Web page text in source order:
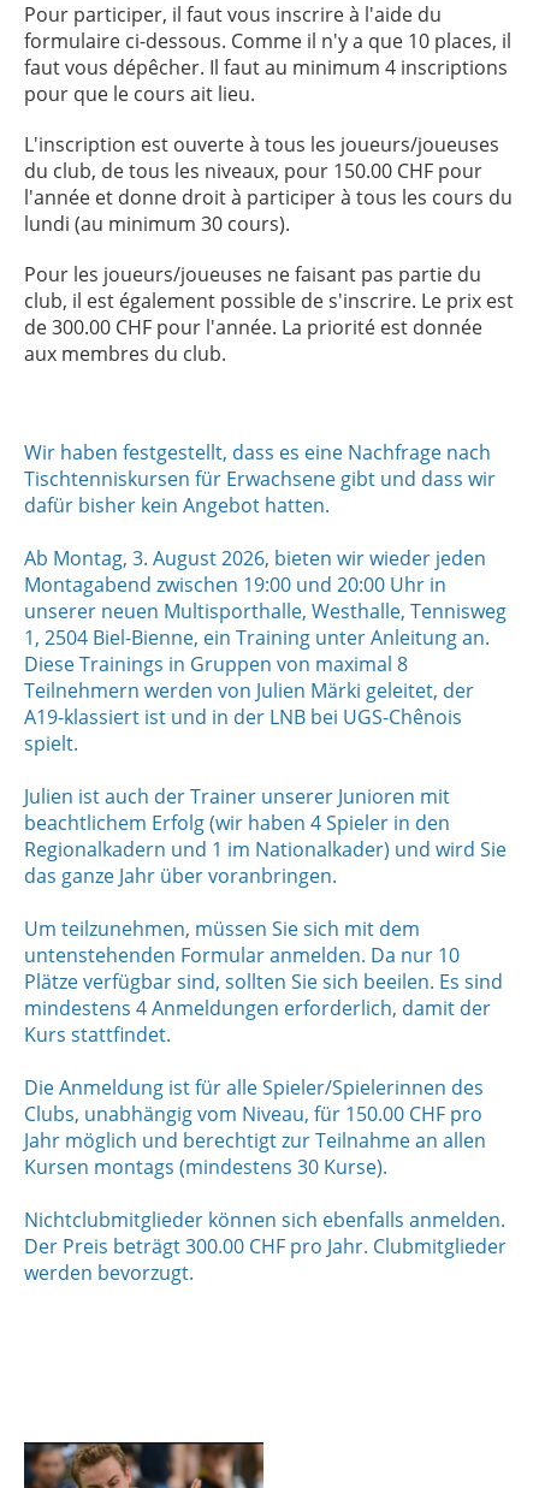
Pour participer, il faut vous inscrire à l'aide du
formulaire ci-dessous. Comme il n'y a que 10 places, il
faut vous dépêcher. Il faut au minimum 4 inscriptions
pour que le cours ait lieu.
L'inscription est ouverte à tous les joueurs/joueuses
du club, de tous les niveaux, pour 150.00 CHF pour
l'année et donne droit à participer à tous les cours du
lundi (au minimum 30 cours).
Pour les joueurs/joueuses ne faisant pas partie du
club, il est également possible de s'inscrire. Le prix est
de 300.00 CHF pour l'année. La priorité est donnée
aux membres du club.
Wir haben festgestellt, dass es eine Nachfrage nach
Tischtenniskursen für Erwachsene gibt und dass wir
dafür bisher kein Angebot hatten.
Ab Montag, 3. August 2026, bieten wir wieder jeden
Montagabend zwischen 19:00 und 20:00 Uhr in
unserer neuen Multisporthalle, Westhalle, Tennisweg
1, 2504 Biel-Bienne, ein Training unter Anleitung an.
Diese Trainings in Gruppen von maximal 8
Teilnehmern werden von Julien Märki geleitet, der
A19-klassiert ist und in der LNB bei UGS-Chênois
spielt.
Julien ist auch der Trainer unserer Junioren mit
beachtlichem Erfolg (wir haben 4 Spieler in den
Regionalkadern und 1 im Nationalkader) und wird Sie
das ganze Jahr über voranbringen.
Um teilzunehmen, müssen Sie sich mit dem
untenstehenden Formular anmelden. Da nur 10
Plätze verfügbar sind, sollten Sie sich beeilen. Es sind
mindestens 4 Anmeldungen erforderlich, damit der
Kurs stattfindet.
Die Anmeldung ist für alle Spieler/Spielerinnen des
Clubs, unabhängig vom Niveau, für 150.00 CHF pro
Jahr möglich und berechtigt zur Teilnahme an allen
Kursen montags (mindestens 30 Kurse).
Nichtclubmitglieder können sich ebenfalls anmelden.
Der Preis beträgt 300.00 CHF pro Jahr. Clubmitglieder
werden bevorzugt.